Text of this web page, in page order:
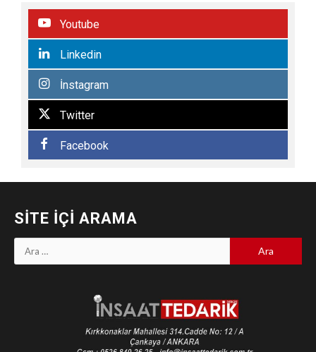
Youtube
Linkedin
İnstagram
Twitter
Facebook
SITE İÇI ARAMA
Arama: